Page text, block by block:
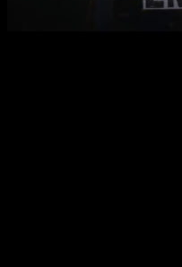
X